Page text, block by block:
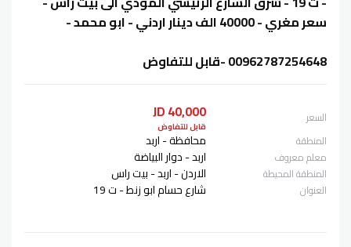
سعر مغري - 40000 الف دينار اردني - ابو محمد -
00962787254648 -قابل للتفاوض
السعر 40,000 JD
قابل للتفاوض
المنطقة محافظة - اربد
معلم معروف اربد - دوار البياضة
المنطقة المحيطة الاردن - اربد - بيت راس
العنوان شارع حسام ابو زنط - ت 19